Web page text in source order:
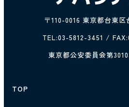
〒110-0016 東京都台東
TEL:03-5812-3451 /
東京都公安委員会第
TOP